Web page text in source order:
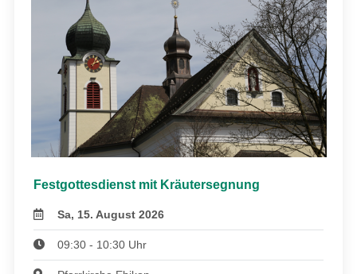
Festgottesdienst mit Kräutersegnung
Sa, 15. August 2026
09:30 - 10:30 Uhr